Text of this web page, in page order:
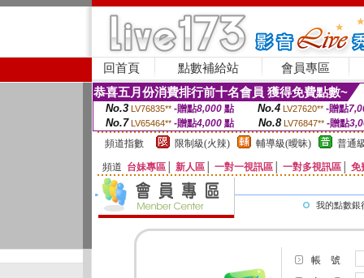
回首頁 點數補給站 會員專區
恭喜五月份消費排行前十名會員 獲得免費點數~
No.3 LV76835** -贈點8,000點 No.4 LV27620** -贈點
No.7 LV65464** -贈點4,000 點 No.8 LV76847** -贈點
頻道指數
限制級(火辣) 輔導級(曖昧) 普通
頻道 台妹專區 新人區 一對一視訊區 一對多視訊區 免
我的點數銀
帳 號